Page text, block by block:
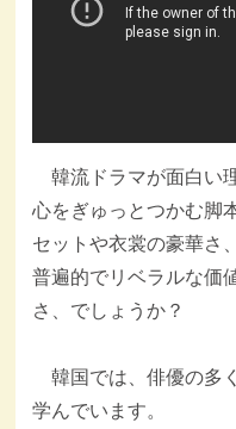
韓流ドラマが面白い
心をぎゅっとつかむ脚
セットや衣裳の豪華さ
普遍的でリベラルな価
さ、でしょうか？
韓国では、俳優の多
学んでいます。